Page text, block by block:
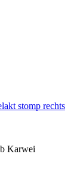
stomp rechts
Karwei